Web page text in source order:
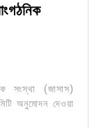
সংস্থা (জাসাস)
অনুমোদন দেওয়া